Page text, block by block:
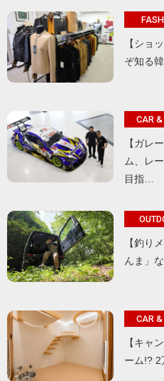
【ショ
ぞ知る
CAR &
【ガレ
ム、レ
目指…
【釣り
んま」
CAR &
【キャ
ーム!? 2